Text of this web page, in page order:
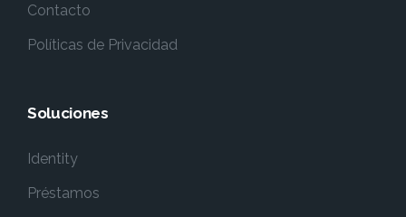
Contacto
Políticas de Privacidad
Soluciones
Identity
Préstamos